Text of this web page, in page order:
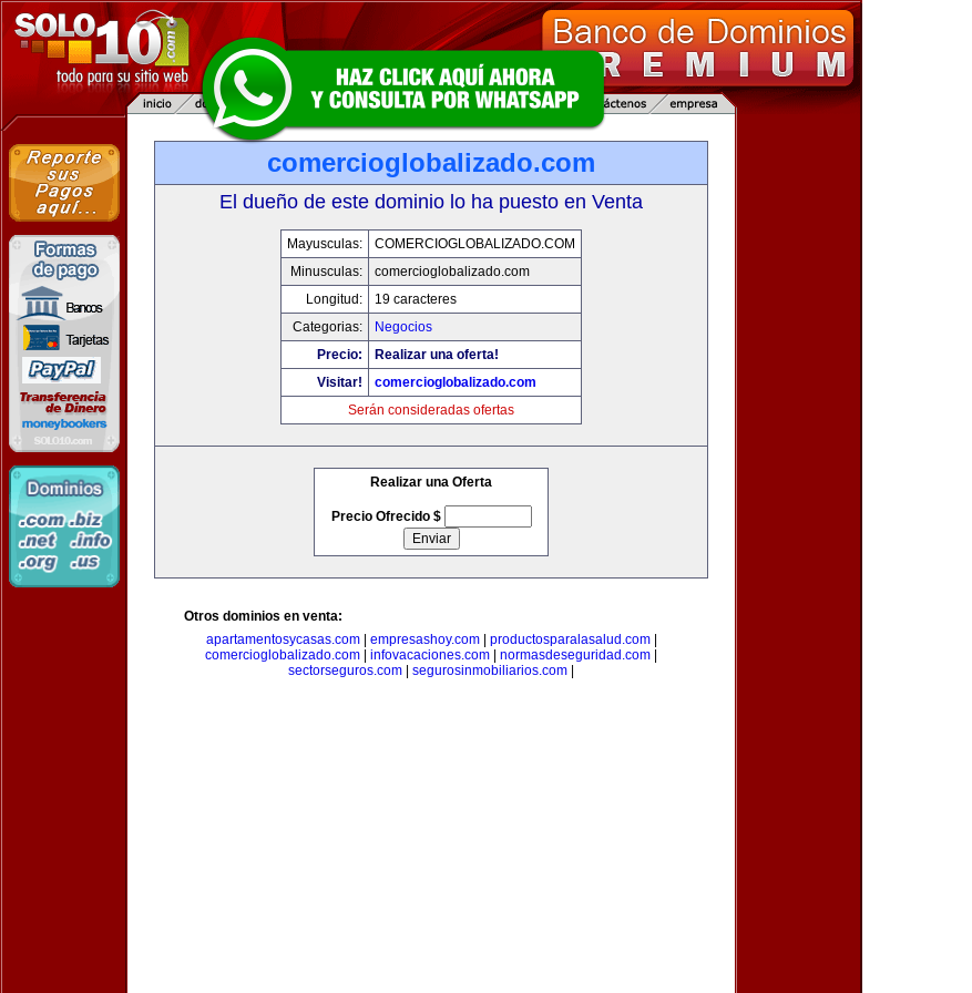
comercioglobalizado.com
El dueño de este dominio lo ha puesto en Venta
Mayusculas:
COMERCIOGLOBALIZADO.COM
Minusculas:
comercioglobalizado.com
Longitud:
19 caracteres
Categorias:
Negocios
Precio:
Realizar una oferta!
Visitar!
comercioglobalizado.com
Serán consideradas ofertas
Realizar una Oferta
Precio Ofrecido $
Otros dominios en venta:
apartamentosycasas.com| empresashoy.com| productosparalasalud.com|
comercioglobalizado.com
infovacaciones.com normasdeseguridad.com
sectorseguros.com
segurosinmobiliarios.com